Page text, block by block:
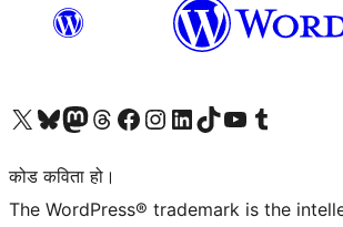
हाम्रो X (पहिले ट्विटर) खातामा जानुहोस्
हाम्रो Bluesky खाता भ्रमण गर्नुहोस्
हाम्रो म्यास्टोडन खाता भ्रमण गर्नुहोस्
हाम्रो थ्रेड्स खातामा जानुहोस्
हाम्रो फेसबुक पेजमा जानुहोस्
हाम्रो इन्स्टाग्राम खातामा जानुहोस्
हाम्रो लिङ्क्डइन खातामा जानुहोस्
हाम्रो TikTok खाता भ्रमण गर्नुहोस्
हाम्रो युट्युब च्यानलमा जानुहोस्
हाम्रो टम्बलर खाता भ्रमण गर्नुहोस्
कोड कविता हो।
The WordPress® trademark is the